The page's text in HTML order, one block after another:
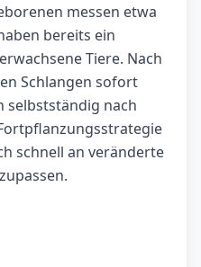
messen etwa
bereits ein
Tiere. Nach
Schlangen sofort
selbstständig nach
schnell an veränderte